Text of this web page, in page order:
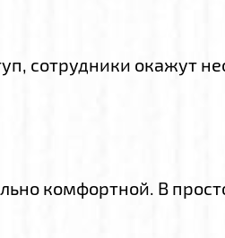
сотрудники окажут
комфортной. В